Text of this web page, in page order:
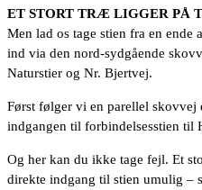
ET STORT TRÆ LIGGER PÅ
Men lad os tage stien fra en
ind via den nord-sydgående
Naturstier og Nr. Bjertvej.
Først følger vi en parellel
indgangen til forbindelsesstien til
Og her kan du ikke tage fejl. Et
direkte indgang til stien umulig –